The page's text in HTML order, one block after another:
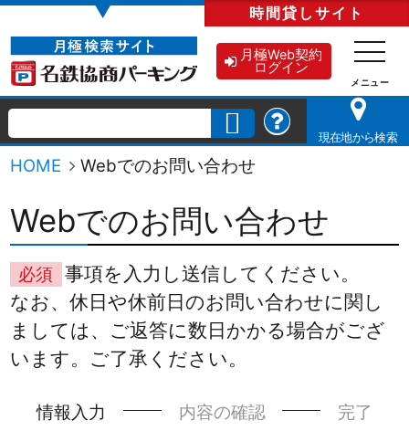
▼ 時間貸しサイト
月極Web契約
ログイン
現在地から検索
HOME Webでのお問い合わせ
Webでのお問い合わせ
必須 事項を入力し送信してください。
なお、休日や休前日のお問い合わせに関し
ましては、ご返答に数日かかる場合がござ
います。ご了承ください。
情報入力 内容の確認 完了